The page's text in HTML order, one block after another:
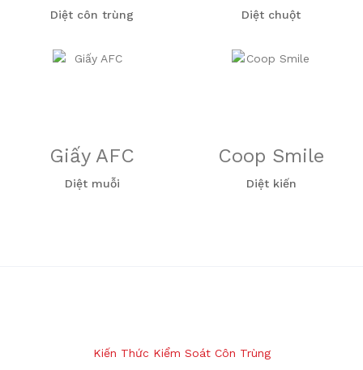
Diệt côn trùng Diệt chuột
Giấy AFC
Diệt muỗi
Coop Smile
Diệt kiến
Kiến Thức Kiểm Soát Côn Trùng